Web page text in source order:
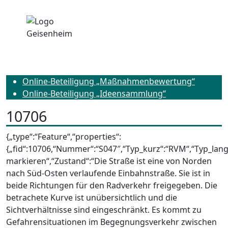
Online-Beteiligung „Maßnahmenbewertung“
Online-Beteiligung „Ideensammlung“
10706
{„type“:“Feature“,“properties“:
markieren“,“Zustand“:“Die Straße ist eine von Norden
nach Süd-Osten verlaufende Einbahnstraße. Sie ist in
beide Richtungen für den Radverkehr freigegeben. Die
betrachete Kurve ist unübersichtlich und die
Sichtverhältnisse sind eingeschränkt. Es kommt zu
Gefahrensituationen im Begegnungsverkehr zwischen